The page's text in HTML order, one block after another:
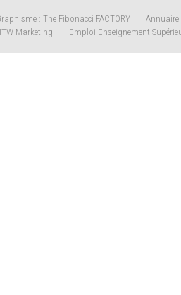
: The Fibonacci FACTORY
Annuaire
Marketing
Emploi Enseignement